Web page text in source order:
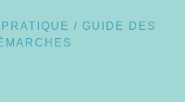
/ GUIDE DES